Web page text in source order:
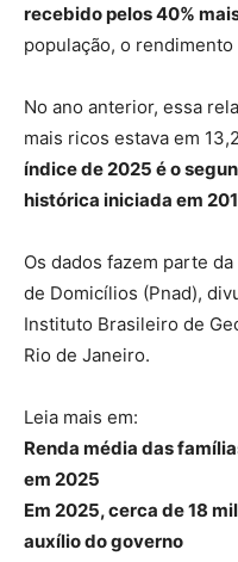
recebido pelos 40%
população, o
No ano anterior, essa
mais ricos estava em
índice de 2025 é o
histórica iniciada em
Os dados fazem parte
de Domicílios (Pnad),
Instituto Brasileiro de
Rio de Janeiro.
Leia mais em:
Renda média das
em 2025
Em 2025, cerca de 18
auxílio do governo